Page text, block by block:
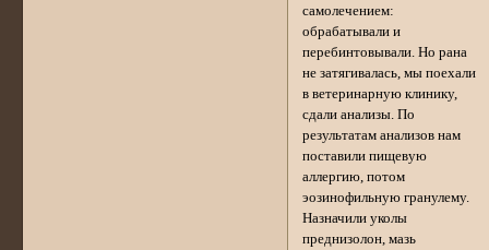
самолечением:
обрабатывали и
перебинтовывали. Но рана
не затягивалась, мы поехали
в ветеринарную клинику,
сдали анализы. По
результатам анализов нам
поставили пищевую
аллергию, потом
эозинофильную гранулему.
Назначили уколы
преднизолон, мазь